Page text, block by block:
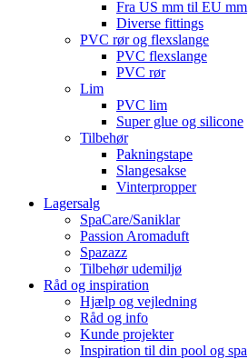
Fra US mm til EU mm
Diverse fittings
PVC rør og flexslange
PVC flexslange
PVC rør
Lim
PVC lim
Super glue og silicone
Tilbehør
Pakningstape
Slangesakse
Vinterpropper
Lagersalg
SpaCare/Saniklar
Passion Aromaduft
Spazazz
Tilbehør udemiljø
Råd og inspiration
Hjælp og vejledning
Råd og info
Kunde projekter
Inspiration til din pool og spa